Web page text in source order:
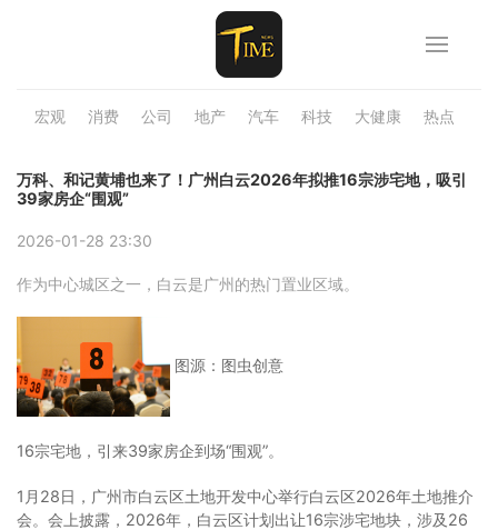
宏观 消费 公司 地产 汽车 科技 大健康 热点
万科、和记黄埔也来了！广州白云2026年拟推16宗涉宅地，吸引
39家房企“围观”
2026-01-28 23:30
作为中心城区之一，白云是广州的热门置业区域。
图源：图虫创意
16宗宅地，引来39家房企到场“围观”。
1月28日，广州市白云区土地开发中心举行白云区2026年土地推介
会。会上披露，2026年，白云区计划出让16宗涉宅地块，涉及26